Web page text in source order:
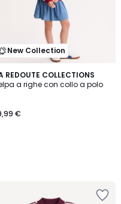
New Collection
REDOUTE COLLECTIONS
a righe con collo a polo
€